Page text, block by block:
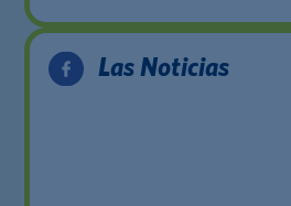
Las Noticias